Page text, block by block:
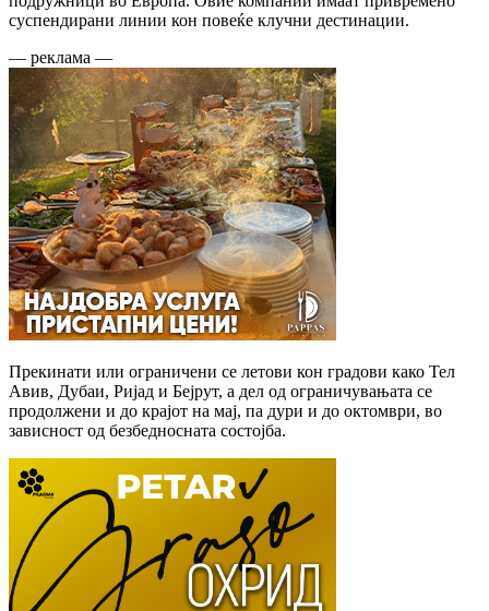
суспендирани линии кон повеќе клучни дестинации.
— реклама —
Прекинати или ограничени се летови кон градови како Тел
Авив, Дубаи, Ријад и Бејрут, а дел од ограничувањата се
продолжени и до крајот на мај, па дури и до октомври, во
зависност од безбедносната состојба.